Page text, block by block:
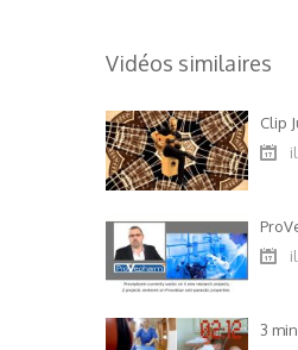
Vidéos similaires
Clip
3